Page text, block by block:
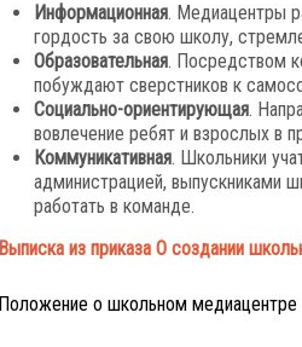
Информационная. Медиацентры
гордость за свою школу,
Образовательная. Посредством
побуждают сверстников к
Социально-ориентирующая.
вовлечение ребят и взрослых в
Коммуникативная. Школьники
администрацией, выпускниками
работать в команде.
Выписка из приказа О создании
Положение о школьном медиацентре